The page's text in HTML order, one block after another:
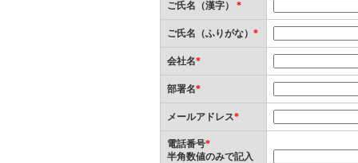
ご氏名（漢字） *
ご氏名（ふりがな） *
会社名*
部署名*
メールアドレス*
電話番号*
半角数値のみで記入